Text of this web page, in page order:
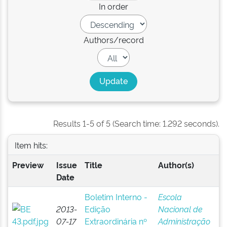
In order
Authors/record
Results 1-5 of 5 (Search time: 1.292 seconds).
Item hits:
Preview
Issue
Date
Title Author(s)
2013-
07-17
Boletim Interno -
Edição
Extraordinária nº
Escola
Nacional de
Administração